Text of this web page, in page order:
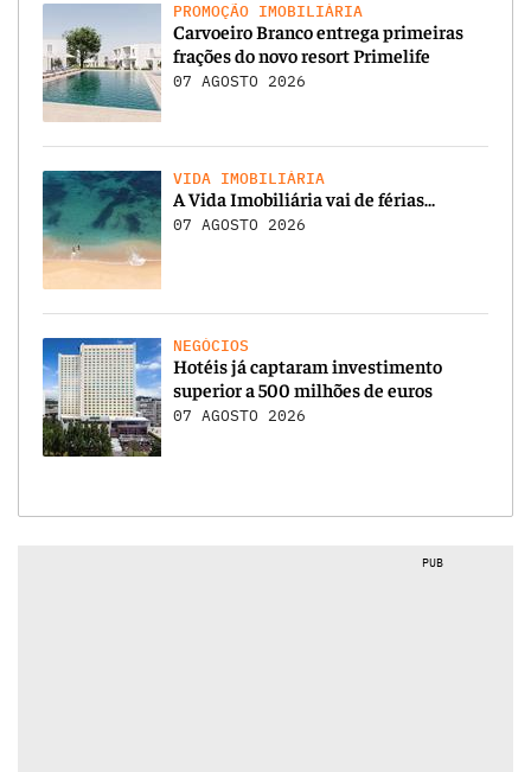
PROMOÇÃO IMOBILIÁRIA
Carvoeiro Branco entrega primeiras
frações do novo resort Primelife
07 AGOSTO 2026
VIDA IMOBILIÁRIA
A Vida Imobiliária vai de férias…
07 AGOSTO 2026
NEGÓCIOS
Hotéis já captaram investimento
superior a 500 milhões de euros
07 AGOSTO 2026
PUB